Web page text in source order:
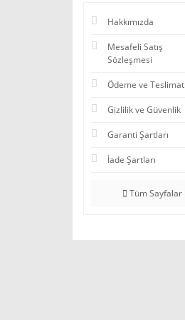
Hakkımızda
Mesafeli Satış
Sözleşmesi
Ödeme ve Teslimat
Gizlilik ve Güvenlik
Garanti Şartları
İade Şartları
Tüm Sayfalar